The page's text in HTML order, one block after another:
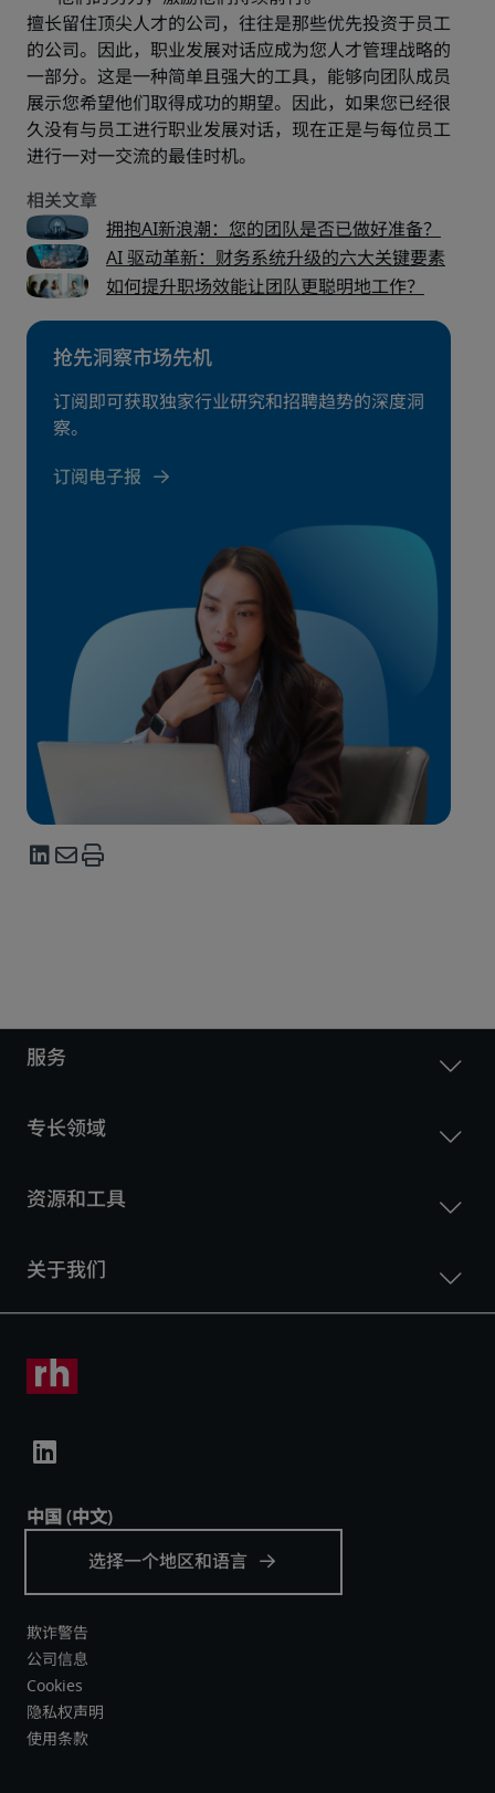
擅长留住顶尖人才的公司，往往是那些优先投资于员工
的公司。因此，职业发展对话应成为您人才管理战略的
一部分。这是一种简单且强大的工具，能够向团队成员
展示您希望他们取得成功的期望。因此，如果您已经很
久没有与员工进行职业发展对话，现在正是与每位员工
进行一对一交流的最佳时机。
拥抱AI新浪潮：您的团队是否已做好准备？
AI 驱动革新：财务系统升级的六大关键要素
如何提升职场效能让团队更聪明地工作？
欺诈警告
公司信息
Cookies
隐私权声明
使用条款